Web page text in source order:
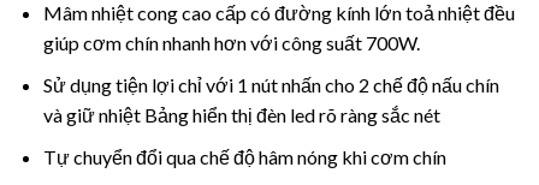
Mâm nhiệt cong cao cấp có đường kính lớn toả nhiệt đều
giúp cơm chín nhanh hơn với công suất 700W.
Sử dụng tiện lợi chỉ với 1 nút nhấn cho 2 chế độ nấu chín
và giữ nhiệt Bảng hiển thị đèn led rõ ràng sắc nét
Tự chuyển đổi qua chế độ hâm nóng khi cơm chín